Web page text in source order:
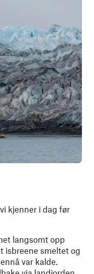
kjenner i dag før
langsomt opp
isbreene smeltet og
var kalde.